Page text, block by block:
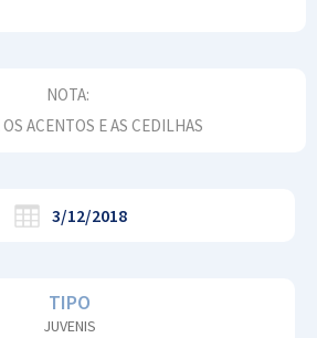
NOTA:
OS ACENTOS E AS CEDILHAS
3/12/2018
TIPO
JUVENIS